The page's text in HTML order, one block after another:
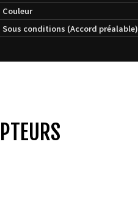
Couleur
Sous conditions (Accord préalable)